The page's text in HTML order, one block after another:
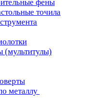
фены
точила
(мультитулы)
металлу